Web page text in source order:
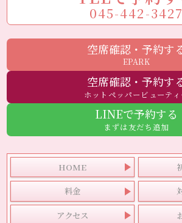
045-442-3427
空席確認・予約す
EPARK
空席確認・予約す
ホットペッパービューティ
LINEで予約する
まずは友だち追加
HOME
料金
アクセス